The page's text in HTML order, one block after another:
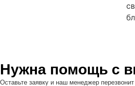
Нужна помощь с
Оставьте заявку и наш менеджер